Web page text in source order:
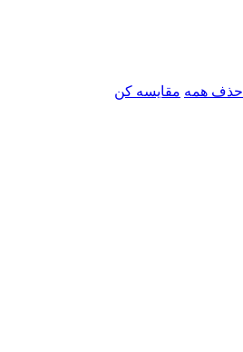
حذف همه مقایسه کن